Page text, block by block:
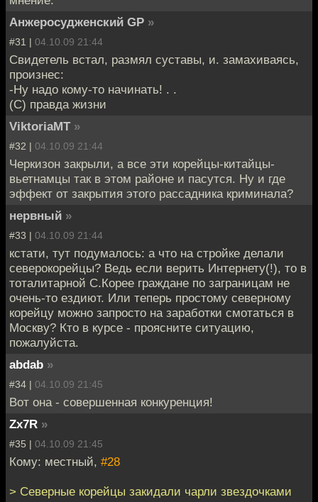
Анжеросудженский GP »
#31 | 04.10.09 21:44
Свидетель встал, размял суставы, и. замахиваясь,
произнес:
-Ну надо кому-то начинать! . .
(С) правда жизни
ViktoriaMT »
#32 | 04.10.09 21:44
Черкизон закрыли, а все эти корейцы-китайцы-
вьетнамцы так в этом районе и пасутся. Ну и где
эффект от закрытия этого рассадника криминала?
нервный »
#33 | 04.10.09 21:44
кстати, тут подумалось: а что на стройке делали
северокорейцы? Ведь если верить Интернету(!), то в
тоталитарной С.Корее граждане по заграницам не
очень-то ездиют. Или теперь простому северному
корейцу можно запросто на заработки смотаться в
Москву? Кто в курсе - проясните ситуацию,
пожалуйста.
abdab »
#34 | 04.10.09 21:45
Вот она - совершенная конкуренция!
Zx7R »
#35 | 04.10.09 21:45
Кому: местный, #28
> Северные корейцы закидали чарли звездочками